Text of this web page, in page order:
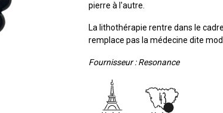
pierre à l'autre.
La lithothérapie rentre dans le
remplace pas la médecine dite
Fournisseur : Resonance